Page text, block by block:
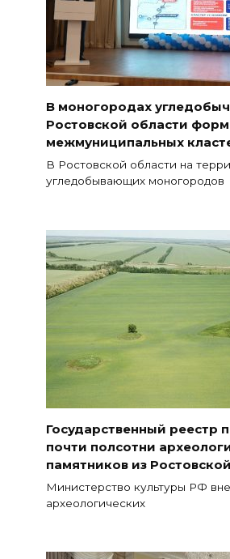
В моногородах
Ростовской области
межмуниципальных
В Ростовской области на
угледобывающих моногородов
Государственный реестр
почти полсотни
памятников из
Министерство культуры РФ
археологических